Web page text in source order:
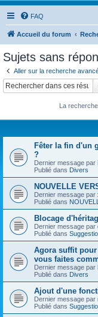
FAQ
Accueil du forum
Sujets sans
Aller sur la recherche
La
Fêter la fin d'un
?
Dernier message par
Publié dans Divers
NOUVELLE
Dernier message par
Publié dans
Blocage
Dernier message par
Publié dans
Agora suffit
vous faites
Dernier message par
Publié dans Divers
Ajout d'une
Dernier message par
Publié dans